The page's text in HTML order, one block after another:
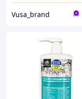
Vusa_brand